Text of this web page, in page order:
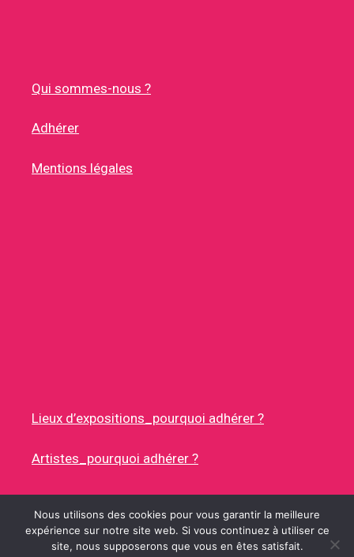
Qui sommes-nous ?
Adhérer
Mentions légales
Lieux d’expositions_pourquoi adhérer ?
Artistes_pourquoi adhérer ?
© 2026 RUES DES ARTISTES• CONSTRUIT AVEC
Nous utilisons des cookies pour vous garantir la meilleure
expérience sur notre site web. Si vous continuez à utiliser ce
site, nous supposerons que vous en êtes satisfait.